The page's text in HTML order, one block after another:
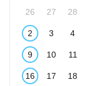
26 27 28
2 3 4
9 10 11
16 17 18